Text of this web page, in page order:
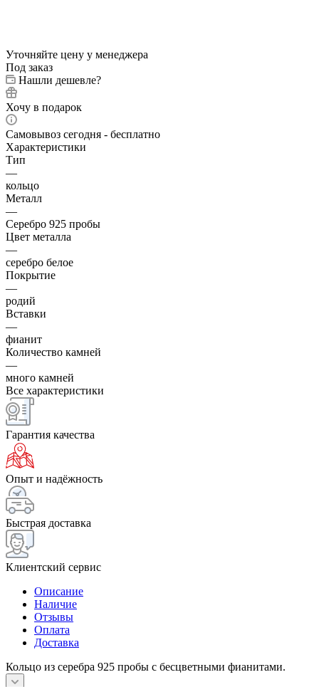
Уточняйте цену у менеджера
Под заказ
Нашли дешевле?
Хочу в подарок
Самовывоз сегодня - бесплатно
Характеристики
Тип
—
кольцо
Металл
—
Серебро 925 пробы
Цвет металла
—
серебро белое
Покрытие
—
родий
Вставки
—
фианит
Количество камней
—
много камней
Все характеристики
Гарантия качества
Опыт и надёжность
Быстрая доставка
Клиентский сервис
Описание
Наличие
Отзывы
Оплата
Доставка
Кольцо из серебра 925 пробы с бесцветными фианитами.